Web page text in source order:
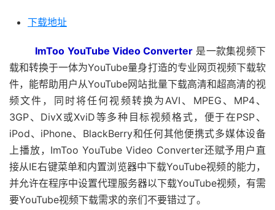
下载地址
ImToo YouTube Video Converter 是一款集视频下
载和转换于一体为YouTube量身打造的专业网页视频下载软
件，能帮助用户从YouTube网站批量下载高清和超高清的视
频文件，同时将任何视频转换为AVI、MPEG、MP4、
3GP、DivX或XviD等多种目标视频格式，便于在PSP、
iPod、iPhone、BlackBerry和任何其他便携式多媒体设备
上播放，ImToo YouTube Video Converter还赋予用户直
接从IE右键菜单和内置浏览器中下载YouTube视频的能力，
并允许在程序中设置代理服务器以下载YouTube视频，有需
要YouTube视频下载需求的亲们不要错过了。